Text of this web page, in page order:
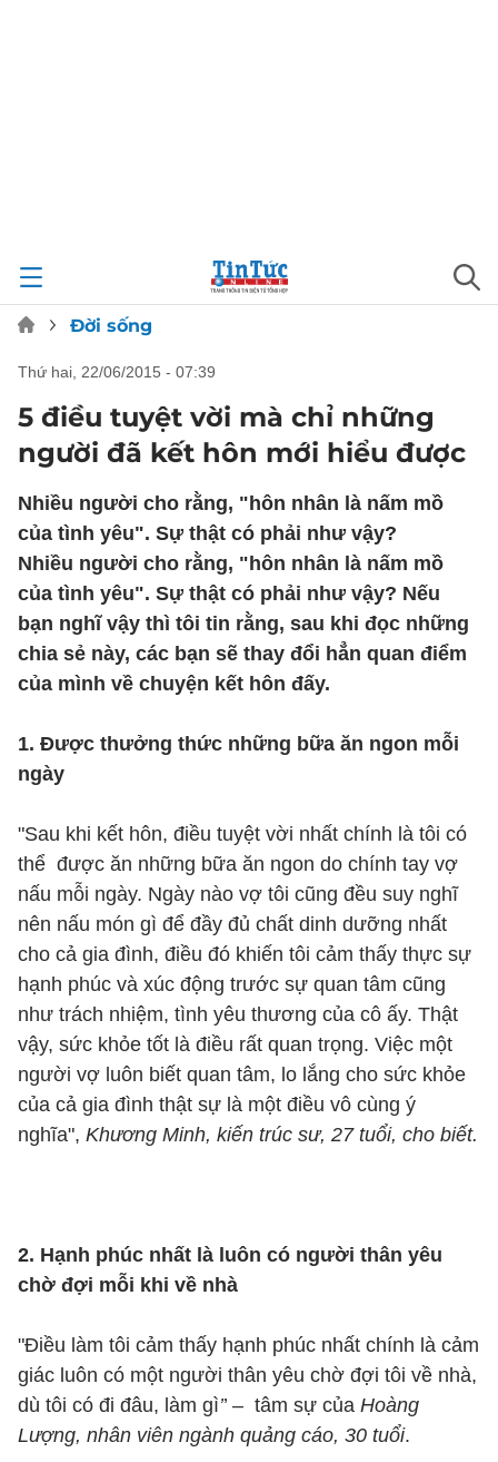
Đời sống
thứ hai, 22/06/2015 - 07:39
5 điều tuyệt vời mà chỉ những
người đã kết hôn mới hiểu được
Nhiều người cho rằng, "hôn nhân là nấm mồ
của tình yêu". Sự thật có phải như vậy?
Nhiều người cho rằng, "hôn nhân là nấm mồ
của tình yêu". Sự thật có phải như vậy? Nếu
bạn nghĩ vậy thì tôi tin rằng, sau khi đọc những
chia sẻ này, các bạn sẽ thay đổi hẳn quan điểm
của mình về chuyện kết hôn đấy.
1. Được thưởng thức những bữa ăn ngon mỗi
ngày
"Sau khi kết hôn, điều tuyệt vời nhất chính là tôi có
thể được ăn những bữa ăn ngon do chính tay vợ
nấu mỗi ngày. Ngày nào vợ tôi cũng đều suy nghĩ
nên nấu món gì để đầy đủ chất dinh dưỡng nhất
cho cả gia đình, điều đó khiến tôi cảm thấy thực sự
hạnh phúc và xúc động trước sự quan tâm cũng
như trách nhiệm, tình yêu thương của cô ấy. Thật
vậy, sức khỏe tốt là điều rất quan trọng. Việc một
người vợ luôn biết quan tâm, lo lắng cho sức khỏe
của cả gia đình thật sự là một điều vô cùng ý
nghĩa", Khương Minh, kiến trúc sư, 27 tuổi, cho biết.
2. Hạnh phúc nhất là luôn có người thân yêu
chờ đợi mỗi khi về nhà
"Điều làm tôi cảm thấy hạnh phúc nhất chính là cảm
giác luôn có một người thân yêu chờ đợi tôi về nhà,
dù tôi có đi đâu, làm gì’’ – tâm sự của Hoàng
Lượng, nhân viên ngành quảng cáo, 30 tuổi.